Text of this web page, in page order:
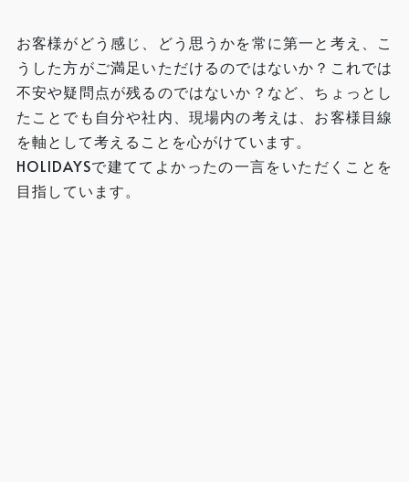
お客様がどう感じ、どう思うかを常に第一と考え、こ
うした方がご満足いただけるのではないか？これでは
不安や疑問点が残るのではないか？など、ちょっとし
たことでも自分や社内、現場内の考えは、お客様目線
を軸として考えることを心がけています。
HOLIDAYSで建ててよかったの一言をいただくことを
目指しています。